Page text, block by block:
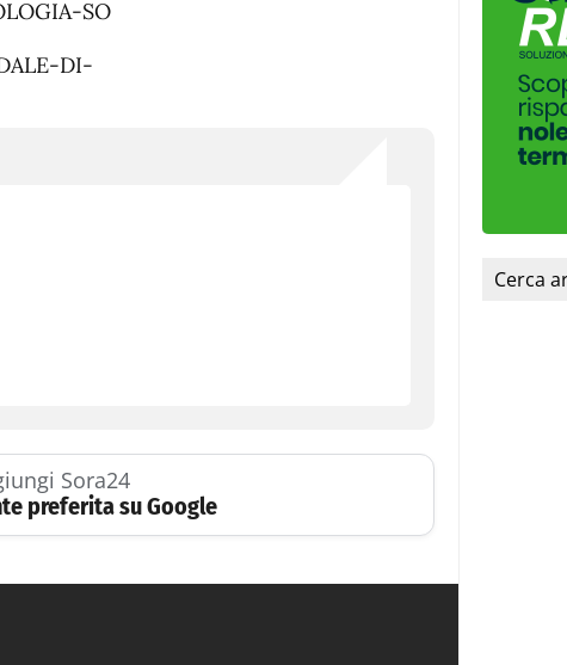
Sora24
preferita su Google